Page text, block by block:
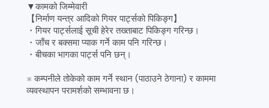
▼कामको जिम्मेवारी
【निर्माण यन्त्र आदिको गियर पार्ट्सको पिकिङ्ग】
・गियर पार्ट्सलाई सूची हेरेर तख्ताबाट पिकिङ्ग गरिन्छ।
・जाँच र बक्समा प्याक गर्ने काम पनि गरिन्छ।
・बीचका भागका पार्ट्स पनि छन्।
※ कम्पनीले तोकेको काम गर्ने स्थान (पाठाउने ठेगाना) र काममा
व्यवस्थापन परामर्शको सम्भावना छ।